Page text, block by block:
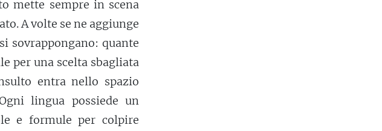
mette sempre in scena
A volte se ne aggiunge
sovrappongano: quante
per una scelta sbagliata
entra nello spazio
lingua possiede un
e formule per colpire